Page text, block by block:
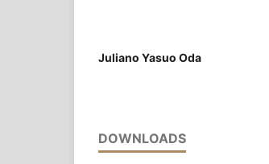
Juliano Yasuo Oda
DOWNLOADS